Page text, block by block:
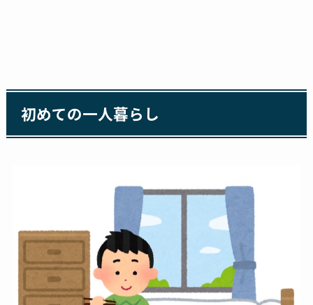
初めての一人暮らし